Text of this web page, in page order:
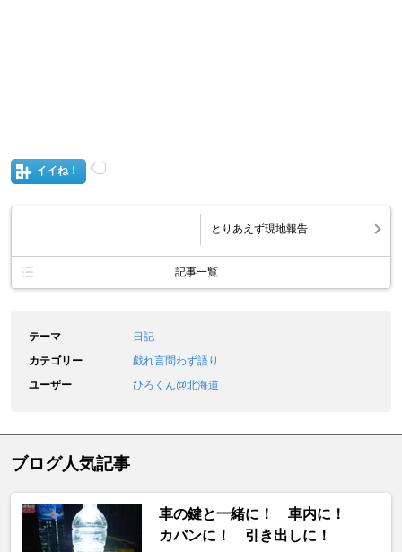
イイね！
とりあえず現地報告
記事一覧
テーマ
日記
カテゴリー
戯れ言問わず語り
ユーザー
ひろくん@北海道
ブログ人気記事
車の鍵と一緒に！ 車内に！
カバンに！ 引き出しに！